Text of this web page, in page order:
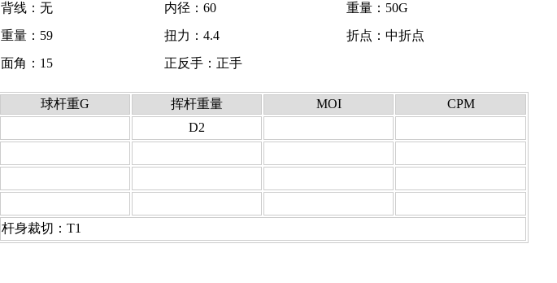
背线：无 内径：60
重量：50G
重量：59 扭力：4.4
折点：中折点
面角：15 正反手：正手
球杆重G 挥杆重量 MOI
CPM
D2
杆身裁切：T1